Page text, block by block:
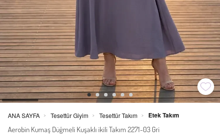
ANA SAYFA > Tesettür Giyim > Tesettür Takım > Etek Takım
Aerobin Kumaş Düğmeli Kuşaklı ikili Takım 2271-03 Gri